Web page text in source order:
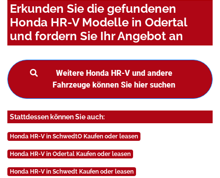
Erkunden Sie die gefundenen
Honda HR-V Modelle in Odertal
und fordern Sie Ihr Angebot an
Weitere Honda HR-V und andere
Fahrzeuge können Sie hier suchen
Stattdessen können Sie auch:
Honda HR-V in SchwedtO Kaufen oder leasen
Honda HR-V in Odertal Kaufen oder leasen
Honda HR-V in Schwedt Kaufen oder leasen